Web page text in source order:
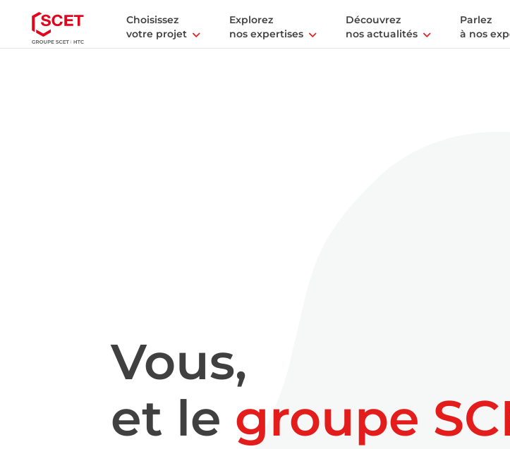
Choisissez
votre projet
Explorez
nos expertises
Découvrez
nos actualités
Parlez
à nos
Vous,
et le groupe